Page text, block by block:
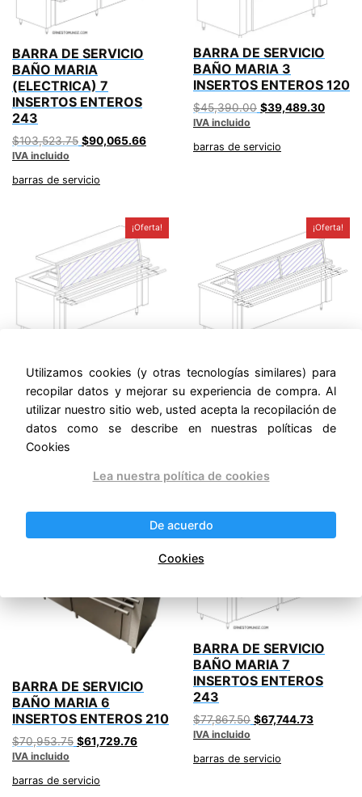
BARRA DE SERVICIO
BAÑO MARIA
(ELECTRICA) 7
INSERTOS ENTEROS
243
$103,523.75 Original
was:
$103,523.75.
$90,065.66Current
IVA incluido
barras de servicio
BARRA DE SERVICIO
BAÑO MARIA 3
INSERTOS ENTEROS 120
$45,390.00 Original
$45,390.00.
$39,489.30
IVA incluido
barras de servicio
¡Oferta!
BAÑO MARIA 4
INSERTOS ENTEROS 145
52,171.25Original
price
was:
$45,388.99 Current
price
IVA incluido
barras de servicio
¡Oferta!
BAÑO MARIA 5
INSERTOS ENTEROS
180
$62,437.50Original
$62,437.50.
54,320.63
barras de servicio
BARRA DE SERVICIO
BAÑO MARIA 6
INSERTOS ENTEROS 210
$70,953.75 Original
was:
$70,953.75.
$61,729.76Current
IVA incluido
barras de servicio
¡Oferta!
BARRA DE SERVICIO
BAÑO MARIA 7
INSERTOS ENTEROS
243
$77,867.50 Original
was:
$77,867.50.
$67,744.73Current
IVA incluido
barras de servicio
Utilizamos cookies (y otras tecnologías similares) para
recopilar datos y mejorar su experiencia de compra. Al
utilizar nuestro sitio web, usted acepta la recopilación de
datos como se describe en nuestras políticas de
Cookies
Lea nuestra política de cookies
De acuerdo
Cookies